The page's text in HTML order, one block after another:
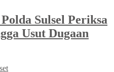
Sulsel Periksa
Usut Dugaan